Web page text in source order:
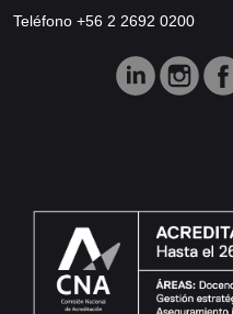
Teléfono +56 2 2692 0200